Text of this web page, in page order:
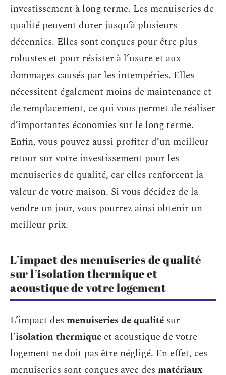
investissement à long terme. Les menuiseries de
qualité peuvent durer jusqu’à plusieurs
décennies. Elles sont conçues pour être plus
robustes et pour résister à l’usure et aux
dommages causés par les intempéries. Elles
nécessitent également moins de maintenance et
de remplacement, ce qui vous permet de réaliser
d’importantes économies sur le long terme.
Enfin, vous pouvez aussi profiter d’un meilleur
retour sur votre investissement pour les
menuiseries de qualité, car elles renforcent la
valeur de votre maison. Si vous décidez de la
vendre un jour, vous pourrez ainsi obtenir un
meilleur prix.
L’impact des menuiseries de qualité
sur l’isolation thermique et
acoustique de votre logement
L’impact des menuiseries de qualité sur
l’isolation thermique et acoustique de votre
logement ne doit pas être négligé. En effet, ces
menuiseries sont conçues avec des matériaux